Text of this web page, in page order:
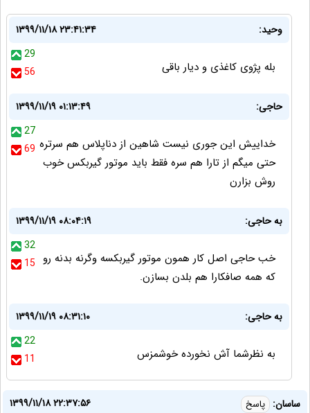
وحید:
۱۳۹۹/۱۱/۱۸ ۲۳:۴۱:۳۴
29
56
بله پژوی کاغذی و دیار باقی
حاجی:
۱۳۹۹/۱۱/۱۹ ۰۱:۱۳:۴۹
27
69 خداییش این جوری نیست شاهین از دناپلاس هم سرتره
حتی میگم از تارا هم سره فقط باید موتور گیربکس خوب
روش بزارن
به حاجی:
۱۳۹۹/۱۱/۱۹ ۰۸:۰۴:۱۹
32
15 خب حاجی اصل کار همون موتور گیربکسه وگرنه بدنه رو
که همه صافکارا هم بلدن بسازن.
به حاجی:
۱۳۹۹/۱۱/۱۹ ۰۸:۳۱:۱۰
22
11
به نظرشما آش نخورده خوشمزس
ساسان: پاسخ
۱۳۹۹/۱۱/۱۸ ۲۲:۳۷:۵۶